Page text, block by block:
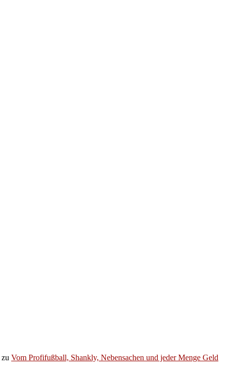
zu Vom Profifußball, Shankly, Nebensachen und jeder Menge Geld